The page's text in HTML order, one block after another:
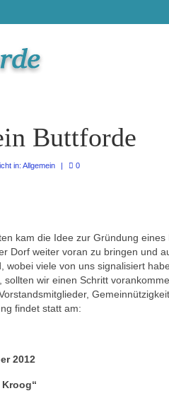
Buttforde
in: Allgemein | 0
kam die Idee zur Gründung
Dorf weiter voran zu bringen und
wobei viele von uns signalisiert
sollten wir einen Schritt
findet statt am:
2012
Kroog“